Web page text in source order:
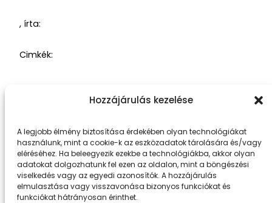
Hozzájárulás kezelése
A legjobb élmény biztosítása érdekében olyan technológiákat
használunk, mint a cookie-k az eszközadatok tárolására és/vagy
eléréséhez. Ha beleegyezik ezekbe a technológiákba, akkor olyan
adatokat dolgozhatunk fel ezen az oldalon, mint a böngészési
viselkedés vagy az egyedi azonosítók. A hozzájárulás
elmulasztása vagy visszavonása bizonyos funkciókat és
funkciókat hátrányosan érinthet.
, írta:
Cimkék:
Fiat Neked Büszke üzemeltető:WordPress